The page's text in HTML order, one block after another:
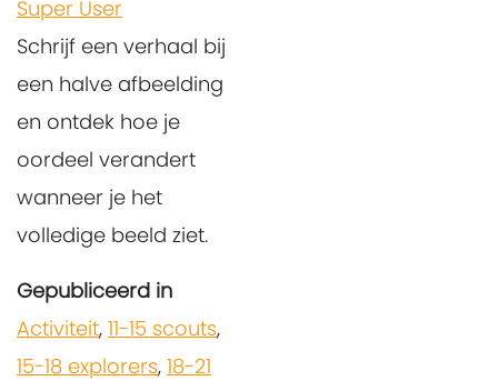
Super User
Schrijf een verhaal bij
een halve afbeelding
en ontdek hoe je
oordeel verandert
wanneer je het
volledige beeld ziet.
Gepubliceerd in
Activiteit, 11-15 scouts,
15-18 explorers, 18-21